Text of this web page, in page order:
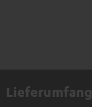
Lieferumfang